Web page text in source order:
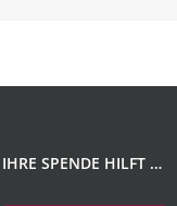
IHRE SPENDE HILFT …